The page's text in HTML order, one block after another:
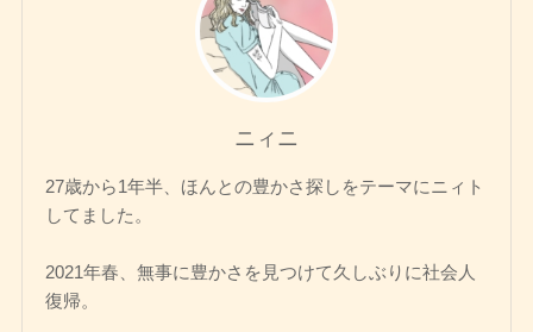
ニィニ
27歳から1年半、ほんとの豊かさ探しをテーマにニィト
してました。
2021年春、無事に豊かさを見つけて久しぶりに社会人
復帰。